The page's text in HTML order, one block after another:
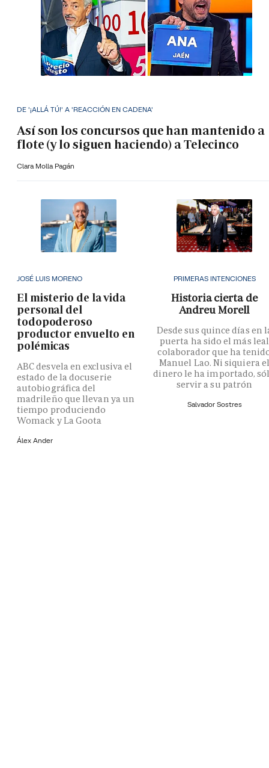
DE '¡ALLÁ TÚ!' A 'REACCIÓN EN CADENA'
Así son los concursos que han mantenido a
flote (y lo siguen haciendo) a Telecinco
Clara Molla Pagán
JOSÉ LUIS MORENO
El misterio de la vida
personal del
todopoderoso
productor envuelto en
polémicas
ABC desvela en exclusiva el
estado de la docuserie
autobiográfica del
madrileño que llevan ya un
tiempo produciendo
Womack y La Goota
Álex Ander
PRIMERAS INTENCIONES
Historia cierta de
Andreu Morell
Desde sus quince días en
puerta ha sido el más leal
colaborador que ha
Manuel Lao. Ni siquiera
dinero le ha importado,
servir a su patrón
Salvador Sostres